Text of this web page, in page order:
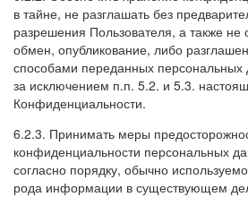
в тайне, не разглашать без
разрешения Пользователя, а также не
обмен, опубликование, либо
способами переданных персональных
за исключением п.п. 5.2. и 5.3.
Конфиденциальности.
6.2.3. Принимать меры
конфиденциальности персональных
согласно порядку, обычно
рода информации в существующем